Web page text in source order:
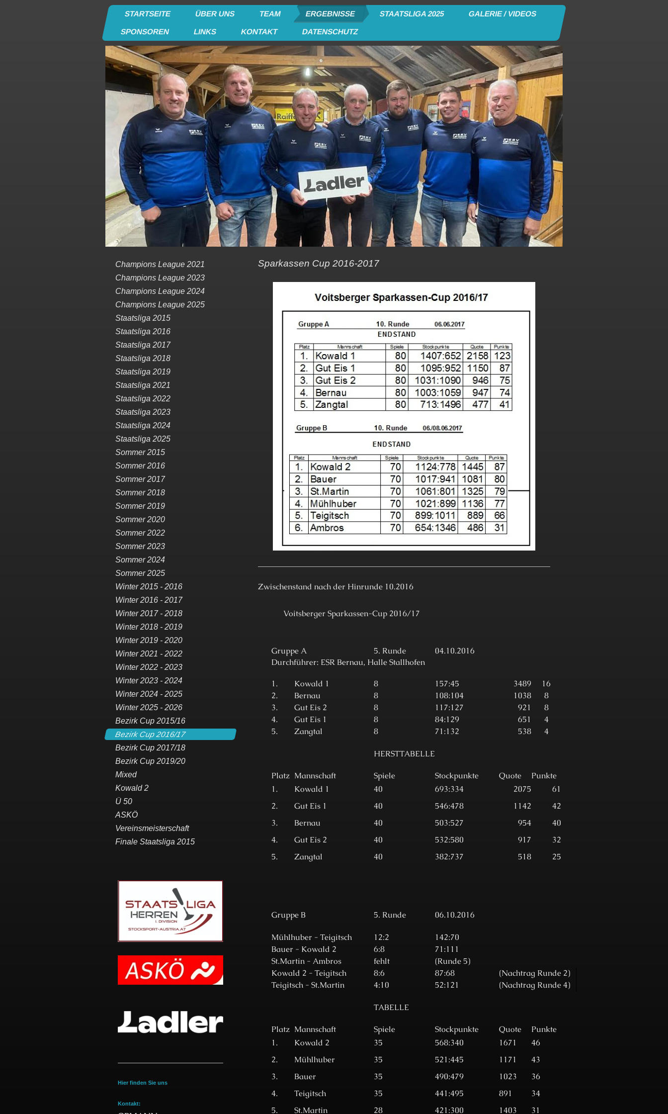
STARTSEITE ÜBER UNS TEAM ERGEBNISSE STAATSLIGA 2025 GALERIE / VIDEOS
SPONSOREN LINKS KONTAKT DATENSCHUTZ
Sparkassen Cup 2016-2017
Zwischenstand nach der Hinrunde 10.2016
Voitsberger Sparkassen-Cup 2016/17
Gruppe A 5. Runde
04.10.2016
Durchführer: ESR Bernau, Halle Stallhofen
1. Kowald 1 8 157:45 3489
16
2.
Bernau 8 108:104 1038
8
3.
Gut Eis 2 8 117:127 921
8
4.
Gut Eis 1 8 84:129 651
4
5.
Zangtal 8 71:132 538 4
HERSTTABELLE
Platz Mannschaft Spiele Stockpunkte Quote
Punkte
1.
Kowald 1 40 693:334 2075
61
2.
Gut Eis 1 40 546:478 1142
42
3.
Bernau 40 503:527 954
40
4.
Gut Eis 2 40 532:580 917
32
5.
Zangtal 40 382:737 518 25
Gruppe B 5. Runde 06.10.2016
Mühlhuber - Teigitsch 12:2
142:70
Bauer - Kowald 2
6:8
71:111
St.Martin - Ambros
fehlt
(Runde 5)
Kowald 2 - Teigitsch
8:6 87:68
(Nachtrag Runde 2)
Teigitsch - St.Martin
4:10 52:121 (Nachtrag Runde 4)
TABELLE
Platz Mannschaft Spiele Stockpunkte Quote
Punkte
1.
Kowald 2 35 568:340 1671
46
2.
Mühlhuber 35 521:445 1171
43
3.
Bauer 35 490:479 1023
36
4.
Teigitsch 35 441:495 891
34
5.
St.Martin 28 421:300 1403 31
Champions League 2021
Champions League 2023
Champions League 2024
Champions League 2025
Staatsliga 2015
Staatsliga 2016
Staatsliga 2017
Staatsliga 2018
Staatsliga 2019
Staatsliga 2021
Staatsliga 2022
Staatsliga 2023
Staatsliga 2024
Staatsliga 2025
Sommer 2015
Sommer 2016
Sommer 2017
Sommer 2018
Sommer 2019
Sommer 2020
Sommer 2022
Sommer 2023
Sommer 2024
Sommer 2025
Winter 2015 - 2016
Winter 2016 - 2017
Winter 2017 - 2018
Winter 2018 - 2019
Winter 2019 - 2020
Winter 2021 - 2022
Winter 2022 - 2023
Winter 2023 - 2024
Winter 2024 - 2025
Winter 2025 - 2026
Bezirk Cup 2015/16
Bezirk Cup 2016/17
Bezirk Cup 2017/18
Bezirk Cup 2019/20
Mixed
Kowald 2
Ü 50
ASKÖ
Vereinsmeisterschaft
Finale Staatsliga 2015
Hier finden Sie uns
Kontakt: